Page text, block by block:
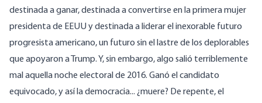
destinada a ganar, destinada a convertirse en la primera mujer
presidenta de EEUU y destinada a liderar el inexorable futuro
progresista americano, un futuro sin el lastre de los deplorables
que apoyaron a Trump. Y, sin embargo, algo salió terriblemente
mal aquella noche electoral de 2016. Ganó el candidato
equivocado, y así la democracia... ¿muere? De repente, el